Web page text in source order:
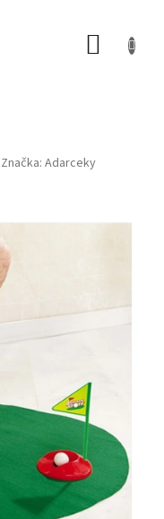
Značka: Adarceky